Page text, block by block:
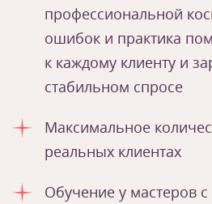
профессиональной
ошибок и практика
к каждому клиенту и
стабильном спросе
Максимальное
реальных клиентах
Обучение у мастеров